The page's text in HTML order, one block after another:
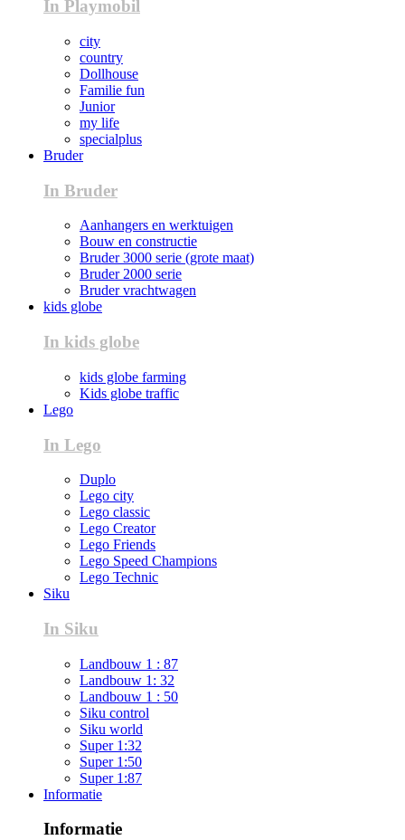
In Playmobil
city
country
Dollhouse
Familie fun
Junior
my life
specialplus
Bruder
In Bruder
Aanhangers en werktuigen
Bouw en constructie
Bruder 3000 serie (grote maat)
Bruder 2000 serie
Bruder vrachtwagen
kids globe
In kids globe
kids globe farming
Kids globe traffic
Lego
In Lego
Duplo
Lego city
Lego classic
Lego Creator
Lego Friends
Lego Speed Champions
Lego Technic
Siku
In Siku
Landbouw 1 : 87
Landbouw 1: 32
Landbouw 1 : 50
Siku control
Siku world
Super 1:32
Super 1:50
Super 1:87
Informatie
Informatie